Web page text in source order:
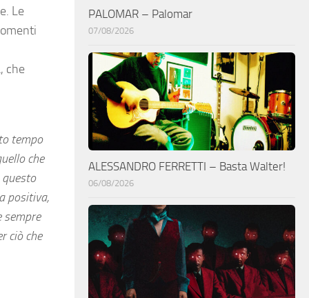
Le
che
tempo
che
positiva,
sempre
ciò che
PALOMAR – Palomar
07/08/2026
ALESSANDRO FERRETTI – Basta Walter!
06/08/2026